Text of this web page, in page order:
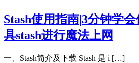
Stash使用指南|3分钟学
具stash进行魔法上网
一、Stash简介及下载 Stash 是 i […]